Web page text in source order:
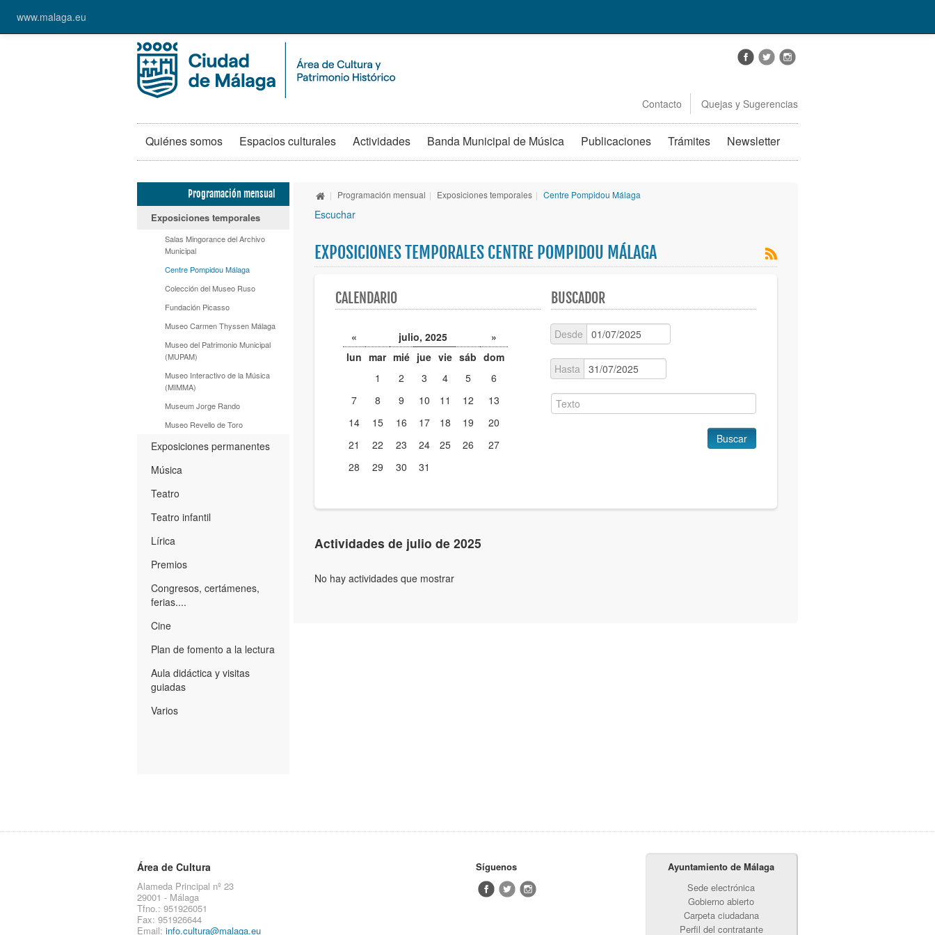
www.malaga.eu
Contacto Quejas y Sugerencias
Quiénes somos Espacios culturales Actividades Banda Municipal de Música Publicaciones Trámites Newsletter
Programación mensual
Exposiciones temporales
Salas Mingorance del Archivo
Municipal
Centre Pompidou Málaga
Colección del Museo Ruso
Fundación Picasso
Museo Carmen Thyssen Málaga
Museo del Patrimonio Municipal
(MUPAM)
Museo Interactivo de la Música
(MIMMA)
Museum Jorge Rando
Museo Revello de Toro
Exposiciones permanentes
Música
Teatro
Teatro infantil
Lírica
Premios
Congresos, certámenes,
ferias....
Cine
Plan de fomento a la lectura
Aula didáctica y visitas
guiadas
Varios
| Programación mensual | Exposiciones temporales | Centre Pompidou Málaga
Escuchar
EXPOSICIONES TEMPORALES CENTRE POMPIDOU MÁLAGA
CALENDARIO
« julio, 2025
»
lun mar mié jue vie sáb dom
1
2 3 4 5
6
7
8 9 10 11 12
13
14
15 16 17 18 19
20
21
22 23 24 25 26
27
28
29 30 31
BUSCADOR
Desde
Hasta
Buscar
Actividades de julio de 2025
No hay actividades que mostrar
Área de Cultura
Alameda Principal nº 23
29001 - Málaga
Tfno.: 951926051
Fax: 951926644
Email: info.cultura@malaga.eu
Síguenos
Ayuntamiento de Málaga
Sede electrónica
Gobierno abierto
Carpeta ciudadana
Perfil del contratante